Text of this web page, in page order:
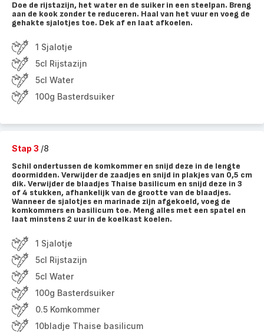
Doe de rijstazijn, het water en de suiker in een steelpan. Breng
aan de kook zonder te reduceren. Haal van het vuur en voeg de
gehakte sjalotjes toe. Dek af en laat afkoelen.
1 Sjalotje
5cl Rijstazijn
5cl Water
100g Basterdsuiker
Stap 3 /8
Schil ondertussen de komkommer en snijd deze in de lengte
doormidden. Verwijder de zaadjes en snijd in plakjes van 0,5 cm
dik. Verwijder de blaadjes Thaise basilicum en snijd deze in 3
of 4 stukken, afhankelijk van de grootte van de blaadjes.
Wanneer de sjalotjes en marinade zijn afgekoeld, voeg de
komkommers en basilicum toe. Meng alles met een spatel en
laat minstens 2 uur in de koelkast koelen.
1 Sjalotje
5cl Rijstazijn
5cl Water
100g Basterdsuiker
0.5 Komkommer
10bladje Thaise basilicum